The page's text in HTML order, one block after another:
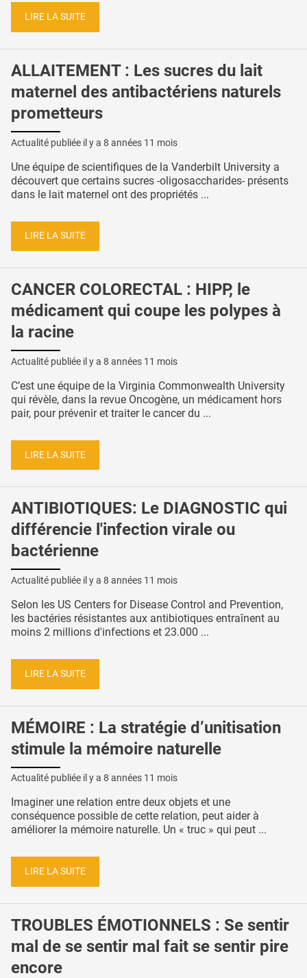
LIRE LA SUITE
ALLAITEMENT : Les sucres du lait
maternel des antibactériens naturels
prometteurs
Actualité publiée il y a 8 années 11 mois
Une équipe de scientifiques de la Vanderbilt University a
découvert que certains sucres -oligosaccharides- présents
dans le lait maternel ont des propriétés ...
LIRE LA SUITE
CANCER COLORECTAL : HIPP, le
médicament qui coupe les polypes à
la racine
Actualité publiée il y a 8 années 11 mois
C’est une équipe de la Virginia Commonwealth University
qui révèle, dans la revue Oncogène, un médicament hors
pair, pour prévenir et traiter le cancer du ...
LIRE LA SUITE
ANTIBIOTIQUES: Le DIAGNOSTIC qui
différencie l'infection virale ou
bactérienne
Actualité publiée il y a 8 années 11 mois
Selon les US Centers for Disease Control and Prevention,
les bactéries résistantes aux antibiotiques entraînent au
moins 2 millions d'infections et 23.000 ...
LIRE LA SUITE
MÉMOIRE : La stratégie d’unitisation
stimule la mémoire naturelle
Actualité publiée il y a 8 années 11 mois
Imaginer une relation entre deux objets et une
conséquence possible de cette relation, peut aider à
améliorer la mémoire naturelle. Un « truc » qui peut ...
LIRE LA SUITE
TROUBLES ÉMOTIONNELS : Se sentir
mal de se sentir mal fait se sentir pire
encore